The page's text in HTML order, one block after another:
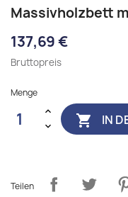
Massivholzbett
137,69 €
Bruttopreis
Menge
 IN
Teilen